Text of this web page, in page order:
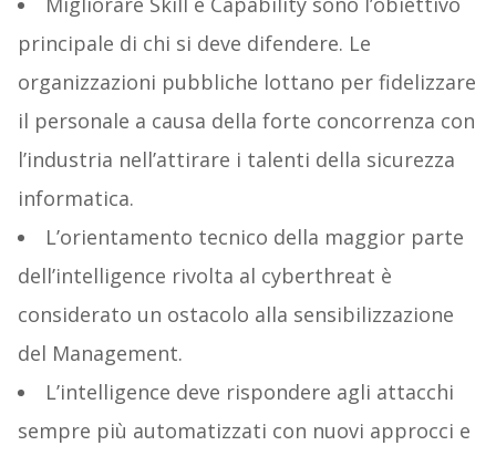
principale di chi si deve difendere. Le
organizzazioni pubbliche lottano per fidelizzare
il personale a causa della forte concorrenza con
l’industria nell’attirare i talenti della sicurezza
informatica.
L’orientamento tecnico della maggior parte
dell’intelligence rivolta al cyberthreat è
considerato un ostacolo alla sensibilizzazione
del Management.
L’intelligence deve rispondere agli attacchi
sempre più automatizzati con nuovi approcci e